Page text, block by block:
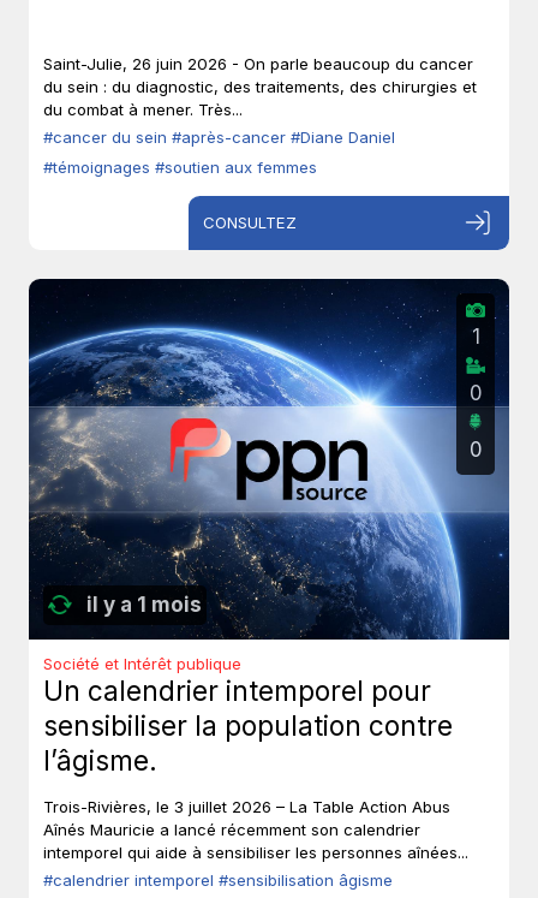
Saint-Julie, 26 juin 2026 - On parle beaucoup du cancer
du sein : du diagnostic, des traitements, des chirurgies et
du combat à mener. Très...
#cancer du sein #après-cancer #Diane Daniel
#témoignages #soutien aux femmes
CONSULTEZ
il y a 1 mois
1
0
0
Société et Intérêt publique
Un calendrier intemporel pour
sensibiliser la population contre
l’âgisme.
Trois-Rivières, le 3 juillet 2026 – La Table Action Abus
Aînés Mauricie a lancé récemment son calendrier
intemporel qui aide à sensibiliser les personnes aînées...
#calendrier intemporel #sensibilisation âgisme